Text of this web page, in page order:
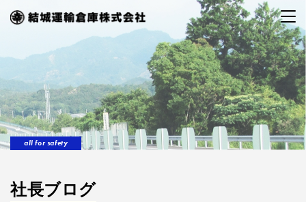
all for safety
社長ブログ